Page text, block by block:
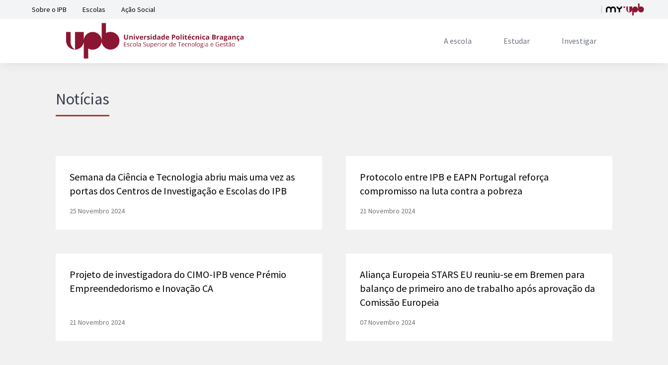
Sobre o IPB Escolas Ação Social
A escola Estudar Investigar
Notícias
Semana da Ciência e Tecnologia abriu mais uma vez as
portas dos Centros de Investigação e Escolas do IPB
25 Novembro 2024
Protocolo entre IPB e EAPN Portugal reforça
compromisso na luta contra a pobreza
21 Novembro 2024
Projeto de investigadora do CIMO-IPB vence Prémio
Empreendedorismo e Inovação CA
21 Novembro 2024
Aliança Europeia STARS EU reuniu-se em Bremen para
balanço de primeiro ano de trabalho após aprovação da
Comissão Europeia
07 Novembro 2024